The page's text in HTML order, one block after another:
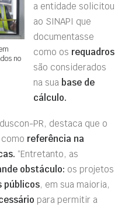
no
a entidade solicitou
ao SINAPI que
documentasse
como os requadros
são considerados
na sua base de
cálculo.
PR, destaca que o
referência na
“Entretanto, as
obstáculo: os projetos
públicos, em sua maioria,
para permitir a